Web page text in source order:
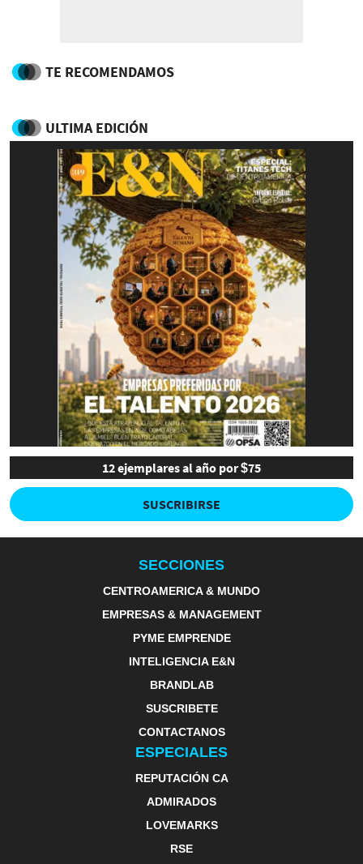
TE RECOMENDAMOS
ULTIMA EDICIÓN
12 ejemplares al año por $75
SUSCRIBIRSE
SECCIONES
CENTROAMERICA & MUNDO
EMPRESAS & MANAGEMENT
PYME EMPRENDE
INTELIGENCIA E&N
BRANDLAB
SUSCRIBETE
CONTACTANOS
ESPECIALES
REPUTACIÓN CA
ADMIRADOS
LOVEMARKS
RSE